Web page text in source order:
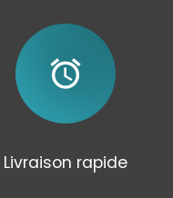
alarm
Livraison rapide